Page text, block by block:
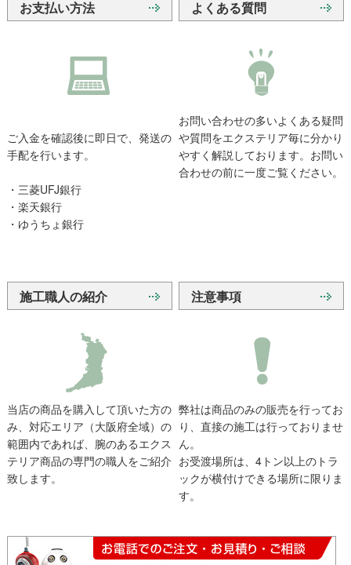
お支払い方法
ご入金を確認後に即日で、発送の
手配を行います。
・三菱UFJ銀行
・楽天銀行
・ゆうちょ銀行
よくある質問
お問い合わせの多いよくある疑問
や質問をエクステリア毎に分かり
やすく解説しております。お問い
合わせの前に一度ご覧ください。
施工職人の紹介
当店の商品を購入して頂いた方の
み、対応エリア（大阪府全域）の
範囲内であれば、腕のあるエクス
テリア商品の専門の職人をご紹介
致します。
注意事項
弊社は商品のみの販売を行ってお
り、直接の施工は行っておりませ
ん。
お受渡場所は、4トン以上のトラ
ックが横付けできる場所に限りま
す。